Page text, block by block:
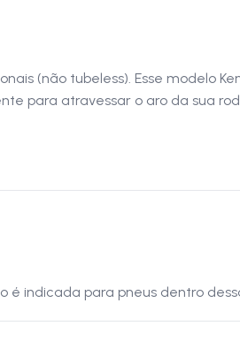
(não tubeless). Esse modelo
para atravessar o aro da sua
é indicada para pneus dentro